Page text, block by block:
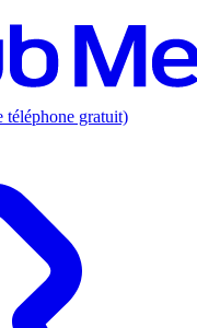
téléphone gratuit)